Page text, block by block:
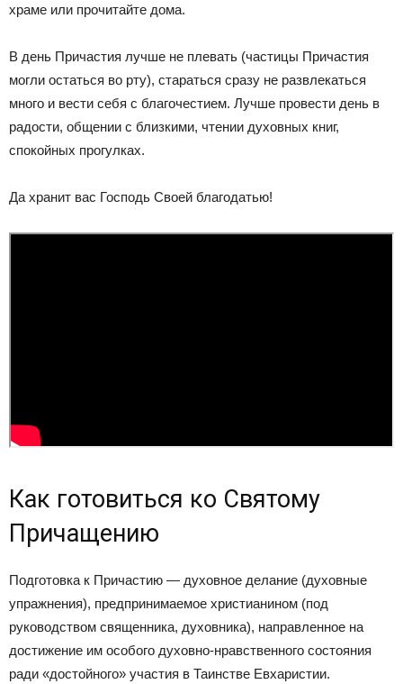
храме или прочитайте дома.
В день Причастия лучше не плевать (частицы Причастия
могли остаться во рту), стараться сразу не развлекаться
много и вести себя с благочестием. Лучше провести день в
радости, общении с близкими, чтении духовных книг,
спокойных прогулках.
Да хранит вас Господь Своей благодатью!
Как готовиться ко Святому
Причащению
Подготовка к Причастию — духовное делание (духовные
упражнения), предпринимаемое христианином (под
руководством священника, духовника), направленное на
достижение им особого духовно-нравственного состояния
ради «достойного» участия в Таинстве Евхаристии.